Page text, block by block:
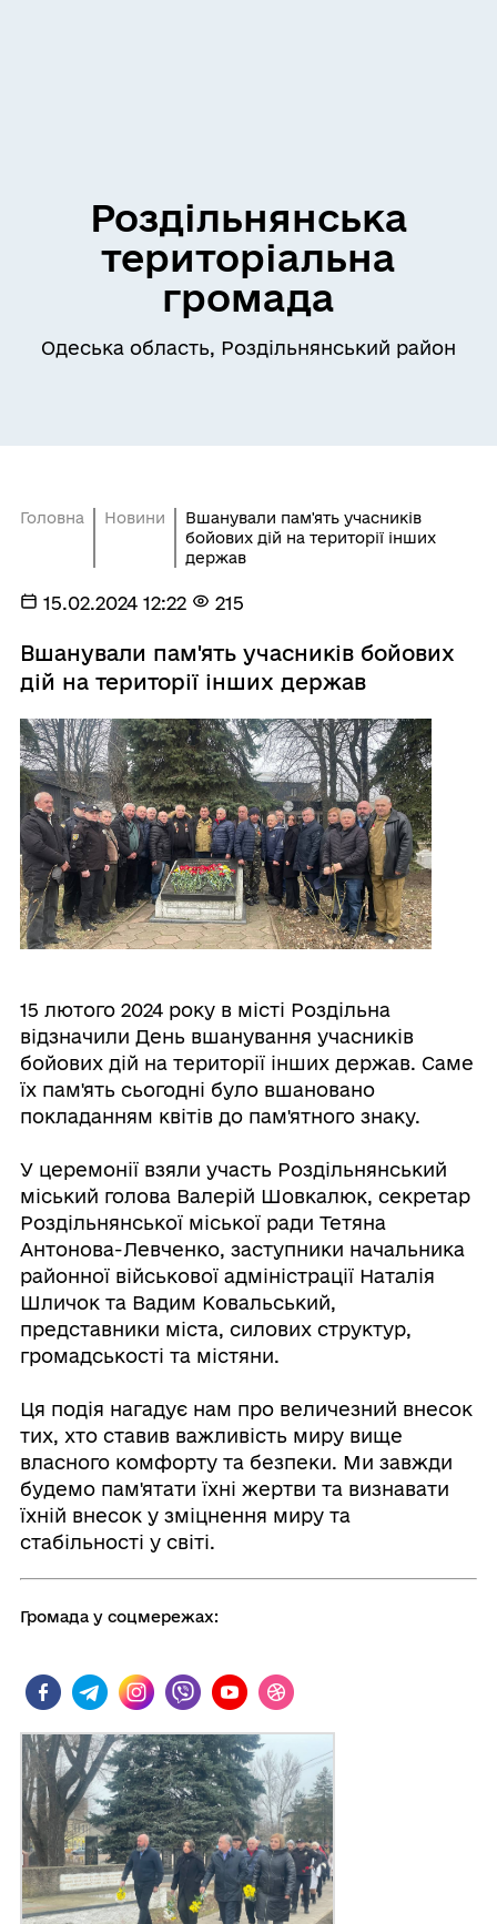
Роздільнянська
територіальна
громада
Одеська область, Роздільнянський район
Головна Новини
Вшанували пам'ять учасників
бойових дій на території інших
держав
15.02.2024 12:22 215
Вшанували пам'ять учасників бойових
дій на території інших держав
15 лютого 2024 року в місті Роздільна
відзначили День вшанування учасників
бойових дій на території інших держав. Саме
їх пам'ять сьогодні було вшановано
покладанням квітів до пам'ятного знаку.
У церемонії взяли участь Роздільнянський
міський голова Валерій Шовкалюк, секретар
Роздільнянської міської ради Тетяна
Антонова-Левченко, заступники начальника
районної військової адміністрації Наталія
Шличок та Вадим Ковальський,
представники міста, силових структур,
громадськості та містяни.
Ця подія нагадує нам про величезний внесок
тих, хто ставив важливість миру вище
власного комфорту та безпеки. Ми завжди
будемо пам'ятати їхні жертви та визнавати
їхній внесок у зміцнення миру та
стабільності у світі.
Громада у соцмережах: